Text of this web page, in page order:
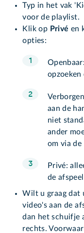
Typ in het vak
voor de playlist.
Klik op Privé en
opties:
opzoeken
aan de
niet
ander
om via
Privé:
de
Wilt u graag dat
video's aan de
dan het schuifje
rechts.